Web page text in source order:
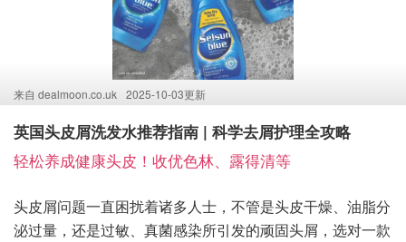
来自 dealmoon.co.uk 2025-10-03更新
英国头皮屑洗发水推荐指南 | 科学去屑护理全攻略
轻松养成健康头皮！收优色林、露得清等
头皮屑问题一直困扰着诸多人士，不管是头皮干燥、油脂分
泌过量，还是过敏、真菌感染所引发的顽固头屑，选对一款